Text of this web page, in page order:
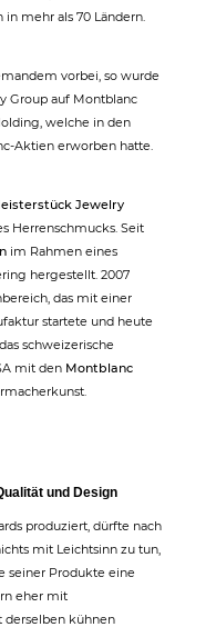
mehr als 70 Ländern.
vorbei, so wurde
Group auf Montblanc
welche in den
Aktien erworben hatte.
Jewelry
Herrenschmucks. Seit
im Rahmen eines
hergestellt. 2007
das mit einer
startete und heute
schweizerische
mit den Montblanc
und Design
produziert, dürfte nach
mit Leichtsinn zu tun,
seiner Produkte eine
eher mit
derselben kühnen